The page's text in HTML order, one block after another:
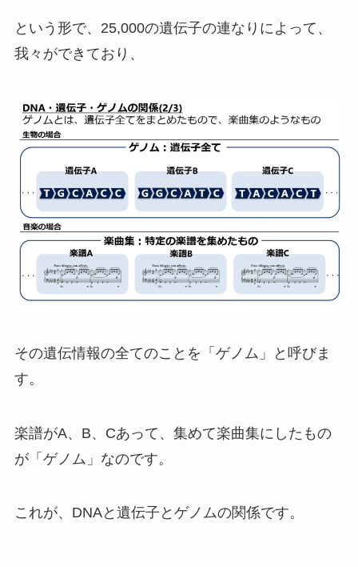
という形で、25,000の遺伝子の連なりによって、
我々ができており、
その遺伝情報の全てのことを「ゲノム」と呼びま
す。
楽譜がA、B、Cあって、集めて楽曲集にしたもの
が「ゲノム」なのです。
これが、DNAと遺伝子とゲノムの関係です。